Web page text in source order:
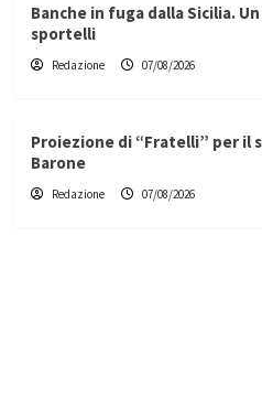
Banche in fuga dalla Sicilia.
sportelli
Redazione 07/08/2026
Proiezione di “Fratelli” per il
Barone
Redazione 07/08/2026